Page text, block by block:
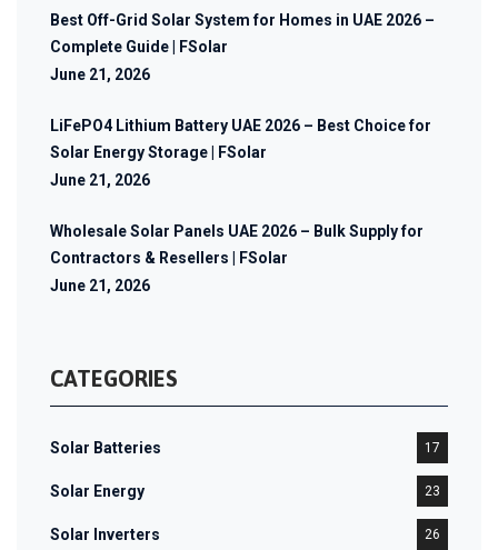
Best Off-Grid Solar System for Homes in UAE 2026 –
Complete Guide | FSolar
June 21, 2026
LiFePO4 Lithium Battery UAE 2026 – Best Choice for
Solar Energy Storage | FSolar
June 21, 2026
Wholesale Solar Panels UAE 2026 – Bulk Supply for
Contractors & Resellers | FSolar
June 21, 2026
CATEGORIES
Solar Batteries 17
Solar Energy 23
Solar Inverters 26